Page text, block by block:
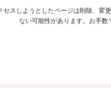
セスしようとしたページは削除、変
ない可能性があります。お手数